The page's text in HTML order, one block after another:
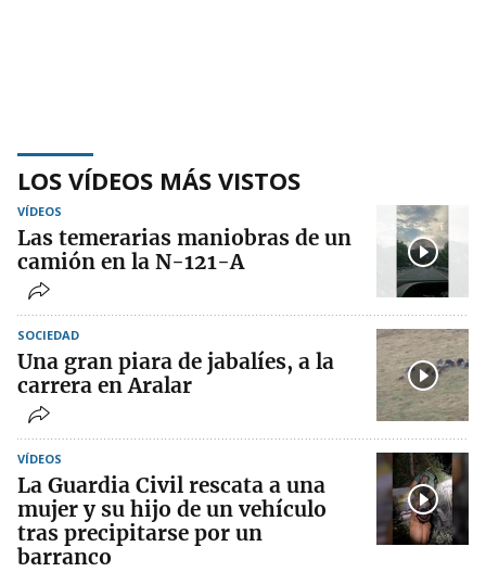
LOS VÍDEOS MÁS VISTOS
VÍDEOS
Las temerarias maniobras de un
camión en la N-121-A
SOCIEDAD
Una gran piara de jabalíes, a la
carrera en Aralar
VÍDEOS
La Guardia Civil rescata a una
mujer y su hijo de un vehículo
tras precipitarse por un
barranco